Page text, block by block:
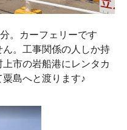
。カーフェリーです
。工事関係の人しか持
市の岩船港にレンタカ
島へと渡ります♪